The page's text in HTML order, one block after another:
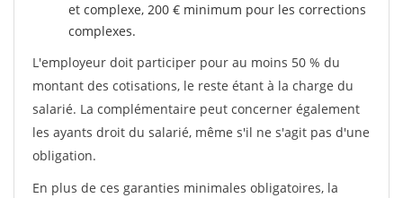
et complexe, 200 € minimum pour les corrections
complexes.
L'employeur doit participer pour au moins 50 % du
montant des cotisations, le reste étant à la charge du
salarié. La complémentaire peut concerner également
les ayants droit du salarié, même s'il ne s'agit pas d'une
obligation.
En plus de ces garanties minimales obligatoires, la